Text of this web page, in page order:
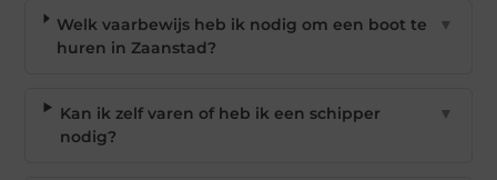
Welk vaarbewijs heb ik nodig om een boot te
huren in Zaanstad?
▼
Kan ik zelf varen of heb ik een schipper
nodig?
▼